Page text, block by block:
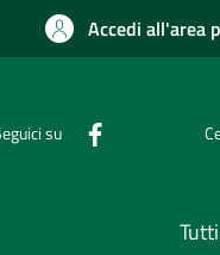
Accedi all'area
su